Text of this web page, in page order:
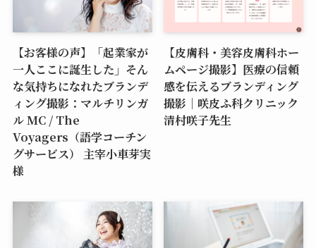
【お客様の声】「起業家が
一人ここに誕生した」そん
な気持ちになれたブランデ
ィング撮影：マルチリンガ
ル MC / The
Voyagers（語学コーチン
グサービス） 主宰小車芽実
様
【皮膚科・美容皮膚科ホー
ムページ撮影】医療の信頼
感を伝えるブランディング
撮影｜咲皮ふ科クリニック
清村咲子先生